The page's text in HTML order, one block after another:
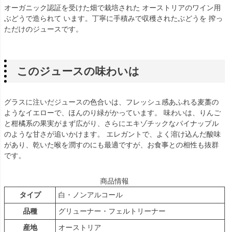
オーガニック認証を受けた畑で栽培された オーストリアのワイン用
ぶどうで造られて います。丁寧に手積みで収穫されたぶどうを 搾っ
ただけのジュースです。
このジュースの味わいは
グラスに注いだジュースの色合いは、フレッシュ感あふれる麦藁の
ようなイエローで、ほんのり緑がかっています。 味わいは、りんご
と柑橘系の果実がまず広がり、さらにエキゾチックなパイナップル
のような甘さが追いかけます。 エレガントで、よく溶け込んだ酸味
があり、乾いた喉を潤すのにも最適ですが、お食事との相性も抜群
です。
商品情報
タイプ
白・ノンアルコール
品種
グリューナー・フェルトリーナー
産地
オーストリア